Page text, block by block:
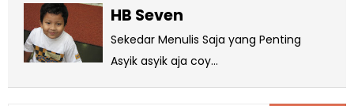
HB Seven
Sekedar Menulis Saja yang Penting
Asyik asyik aja coy...